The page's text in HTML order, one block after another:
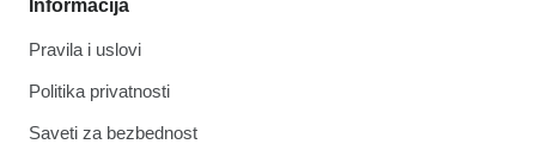
Informacija
Pravila i uslovi
Politika privatnosti
Saveti za bezbednost